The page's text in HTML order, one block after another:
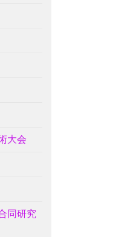
大会
同研究